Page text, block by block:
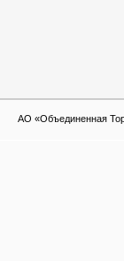
АО «Объединенная